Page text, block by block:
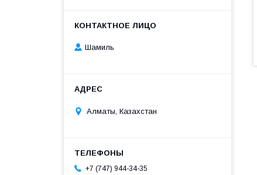
Шамиль
Алматы, Казахстан
+7 (747) 944-34-35